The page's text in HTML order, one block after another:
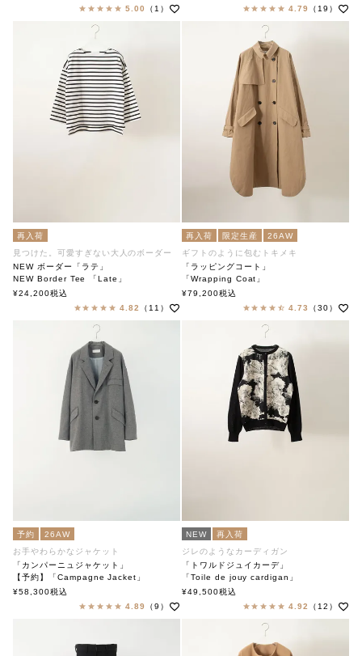
5.00
（1）
4.79
（19）
再入荷
見つけた。可愛すぎない大人のボーダー
NEW ボーダー「ラテ」
NEW Border Tee 「Late」
soutiencollar（ステンカラー）
¥24,200税込
4.82
（11）
再入荷 限定生産
26AW
ギフトのように包むトキメキ
「ラッピングコート」
「Wrapping Coat」
soutiencollar（ステンカラー）
¥79,200税込
4.73
（30）
予約
26AW
お手やわらかなジャケット
「カンパーニュジャケット」
【予約】「Campagne Jacket」
soutiencollar（ステンカラー）
¥58,300税込
4.89
（9）
NEW
再入荷
ジレのようなカーディガン
「トワルドジュイカーデ」
「Toile de jouy cardigan」
soutiencollar（ステンカラー）
¥49,500税込
4.92
（12）